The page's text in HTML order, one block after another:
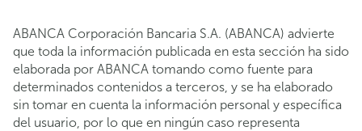
ABANCA Corporación Bancaria S.A. (ABANCA) advierte
que toda la información publicada en esta sección ha sido
elaborada por ABANCA tomando como fuente para
determinados contenidos a terceros, y se ha elaborado
sin tomar en cuenta la información personal y específica
del usuario, por lo que en ningún caso representa